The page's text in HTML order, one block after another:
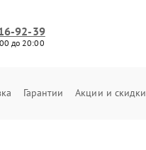
92-39
до 20:00
Гарантии Акции и скидки